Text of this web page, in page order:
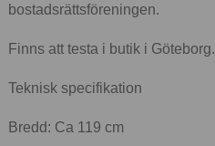
bostadsrättsföreningen.
Finns att testa i butik i Göteborg.
Teknisk specifikation
Bredd: Ca 119 cm